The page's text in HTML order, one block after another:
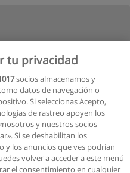
tu privacidad
socios almacenamos y
datos de navegación o
Si seleccionas Acepto,
de rastreo apoyen los
y nuestros socios
Si se deshabilitan los
y los anuncios que ves podrían
volver a acceder a este menú
el consentimiento en cualquier